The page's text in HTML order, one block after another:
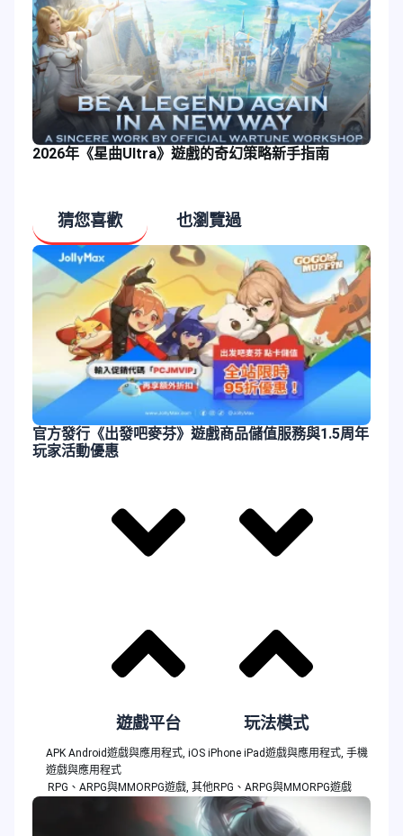
2026年《星曲Ultra》遊戲的奇幻策略新手指南
猜您喜歡 也瀏覽過
官方發行《出發吧麥芬》遊戲商品儲值服務與1.5周年
玩家活動優惠
遊戲平台 玩法模式
APK Android遊戲與應用程式, iOS iPhone iPad遊戲與應用程式, 手機
遊戲與應用程式
RPG、ARPG與MMORPG遊戲 其他RPG、ARPG與MMORPG遊戲